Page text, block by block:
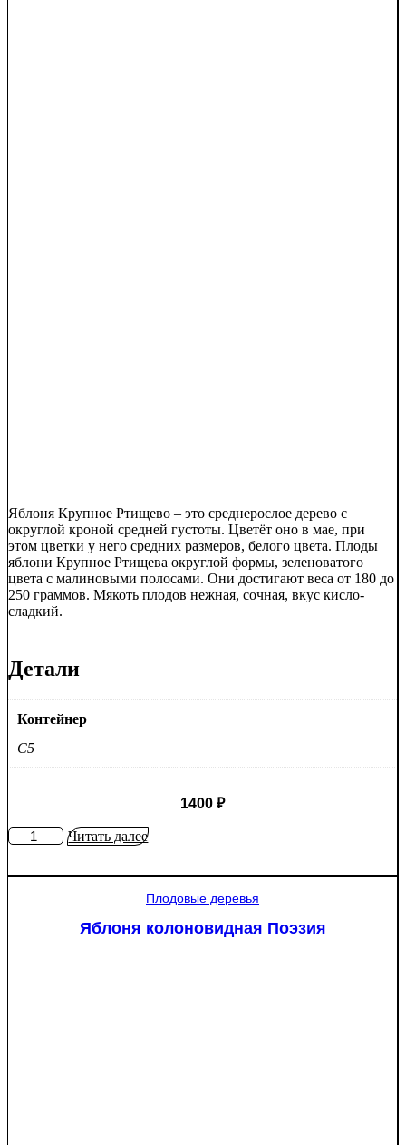
Яблоня Крупное Ртищево – это среднерослое дерево с
округлой кроной средней густоты. Цветёт оно в мае, при
этом цветки у него средних размеров, белого цвета. Плоды
яблони Крупное Ртищева округлой формы, зеленоватого
цвета с малиновыми полосами. Они достигают веса от 180 до
250 граммов. Мякоть плодов нежная, сочная, вкус кисло-
сладкий.
Детали
Контейнер
C5
1400 ₽
КоличествоЧитать далее
Плодовые деревья
Яблоня колоновидная Поэзия